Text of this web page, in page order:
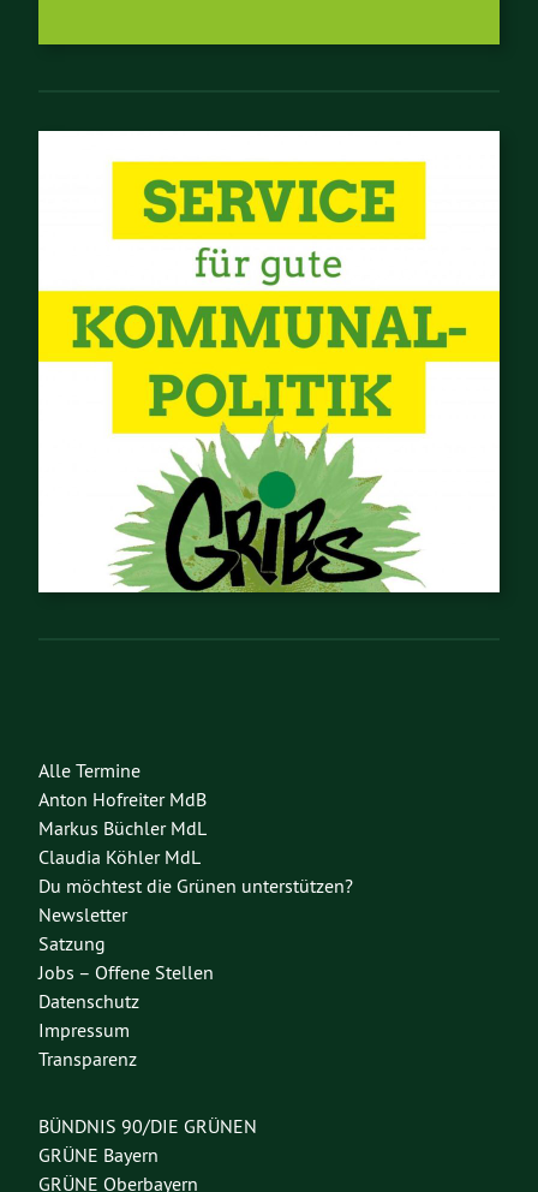
Alle Termine
Anton Hofreiter MdB
Markus Büchler MdL
Claudia Köhler MdL
Du möchtest die Grünen unterstützen?
Newsletter
Satzung
Jobs – Offene Stellen
Datenschutz
Impressum
Transparenz
BÜNDNIS 90/DIE GRÜNEN
GRÜNE Bayern
GRÜNE Oberbayern